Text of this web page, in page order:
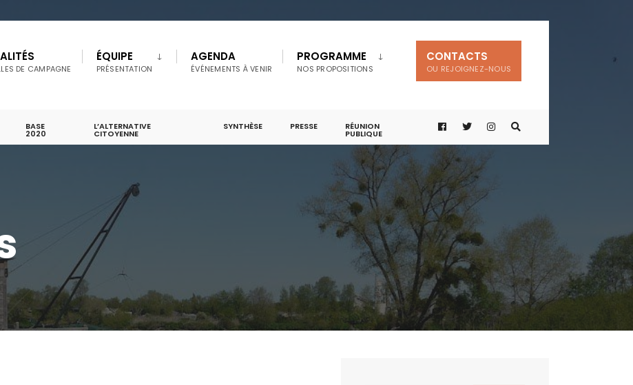
DE CAMPAGNE
ÉQUIPE
PRÉSENTATION
AGENDA
ÉVÉNEMENTS À VENIR
PROGRAMME
NOS PROPOSITIONS
CONTACTS
OU REJOIGNEZ-NOUS
BASE
2020
L’ALTERNATIVE
CITOYENNE
SYNTHÈSE PRESSE RÉUNION
PUBLIQUE